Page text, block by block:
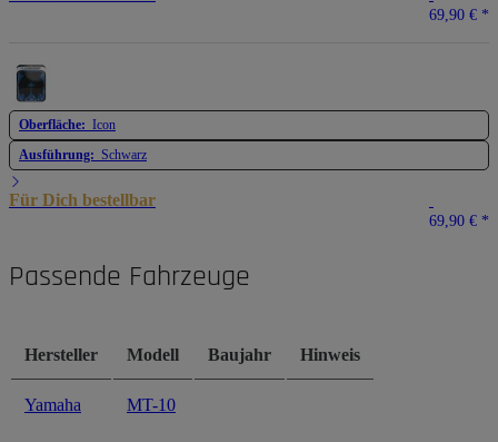
69,90 € *
Oberfläche: Icon
Ausführung: Schwarz
Für Dich bestellbar
69,90 € *
Passende Fahrzeuge
Hersteller Modell Baujahr Hinweis
Yamaha MT-10